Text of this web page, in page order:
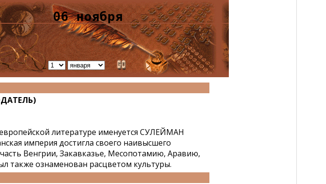
06 ноября
европейской литературе именуется СУЛЕЙМАН
империя достигла своего наивысшего
Венгрии, Закавказье, Месопотамию, Аравию,
также ознаменован расцветом культуры.